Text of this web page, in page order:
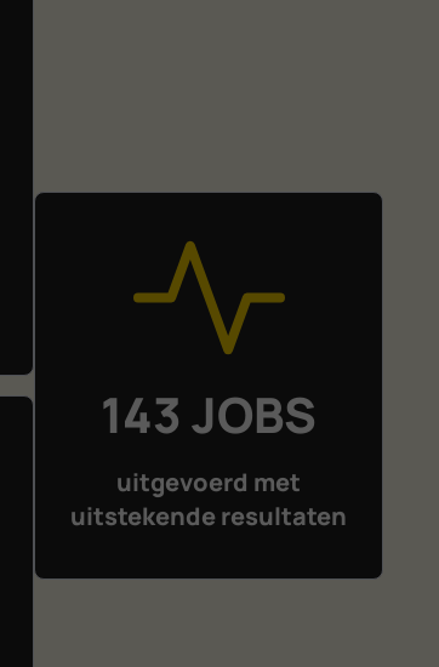
143 JOBS
uitgevoerd met
uitstekende resultaten